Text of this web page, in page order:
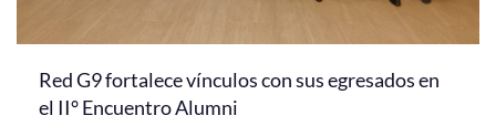
Red G9 fortalece vínculos con sus egresados en
el II° Encuentro Alumni